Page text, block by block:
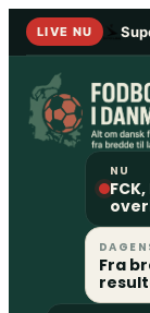
Spring
LIVE NU
NU
Fra